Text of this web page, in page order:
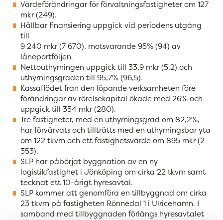
Värdeförändringar för förvaltningsfastigheter om 127
mkr (249).
Hållbar finansiering uppgick vid periodens utgång
till
9 240 mkr (7 670), motsvarande 95% (94) av
låneportföljen.
Nettouthyrningen uppgick till 33,9 mkr (5,2) och
uthyrningsgraden till 95,7% (96,5).
Kassaflödet från den löpande verksamheten före
förändringar av rörelsekapital ökade med 26% och
uppgick till 354 mkr (280).
Tre fastigheter, med en uthyrningsgrad om 82,2%,
har förvärvats och tillträtts med en uthyrningsbar yta
om 122 tkvm och ett fastighetsvärde om 895 mkr (2
353).
SLP har påbörjat byggnation av en ny
logistikfastighet i Jönköping om cirka 22 tkvm samt
tecknat ett 10-årigt hyresavtal.
SLP kommer att genomföra en tillbyggnad om cirka
23 tkvm på fastigheten Rönnedal 1 i Ulricehamn. I
samband med tillbyggnaden förlängs hyresavtalet